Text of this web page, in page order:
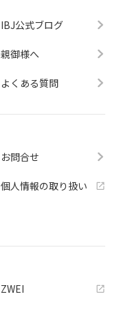
IBJ公式ブログ
親御様へ
よくある質問
お問合せ
個人情報の取り扱い
ZWEI